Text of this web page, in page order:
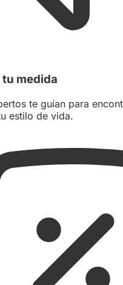
medida
te guían para
estilo de vida.